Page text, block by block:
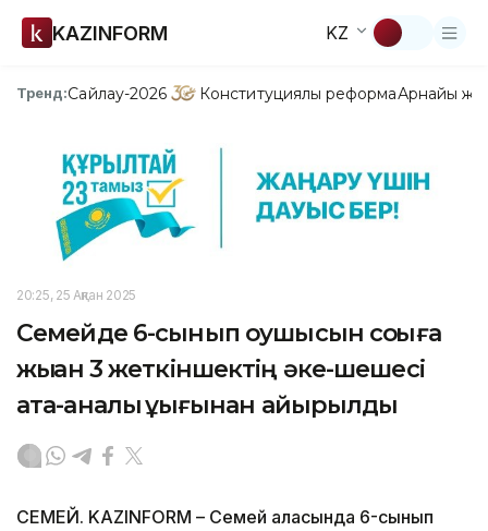
KAZINFORM KZ
Тренд:Сайлау-2026 Конституциялық реформаАрнайы
20:25, 25 Ақпан 2025
Семейде 6-сынып оқушысын соққыға
жыққан 3 жеткіншектің әке-шешесі
ата-аналық құқығынан айырылды
СЕМЕЙ. KAZINFORM – Семей қаласында 6-сынып